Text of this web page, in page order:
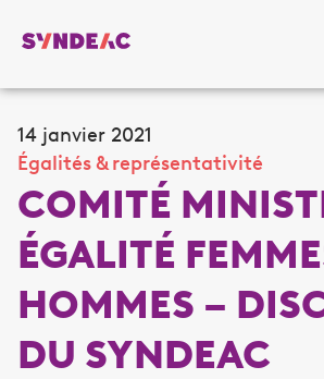
14 janvier 2021
Égalités & représentativité
COMITÉ
ÉGALITÉ
HOMMES –
DU SYNDEAC